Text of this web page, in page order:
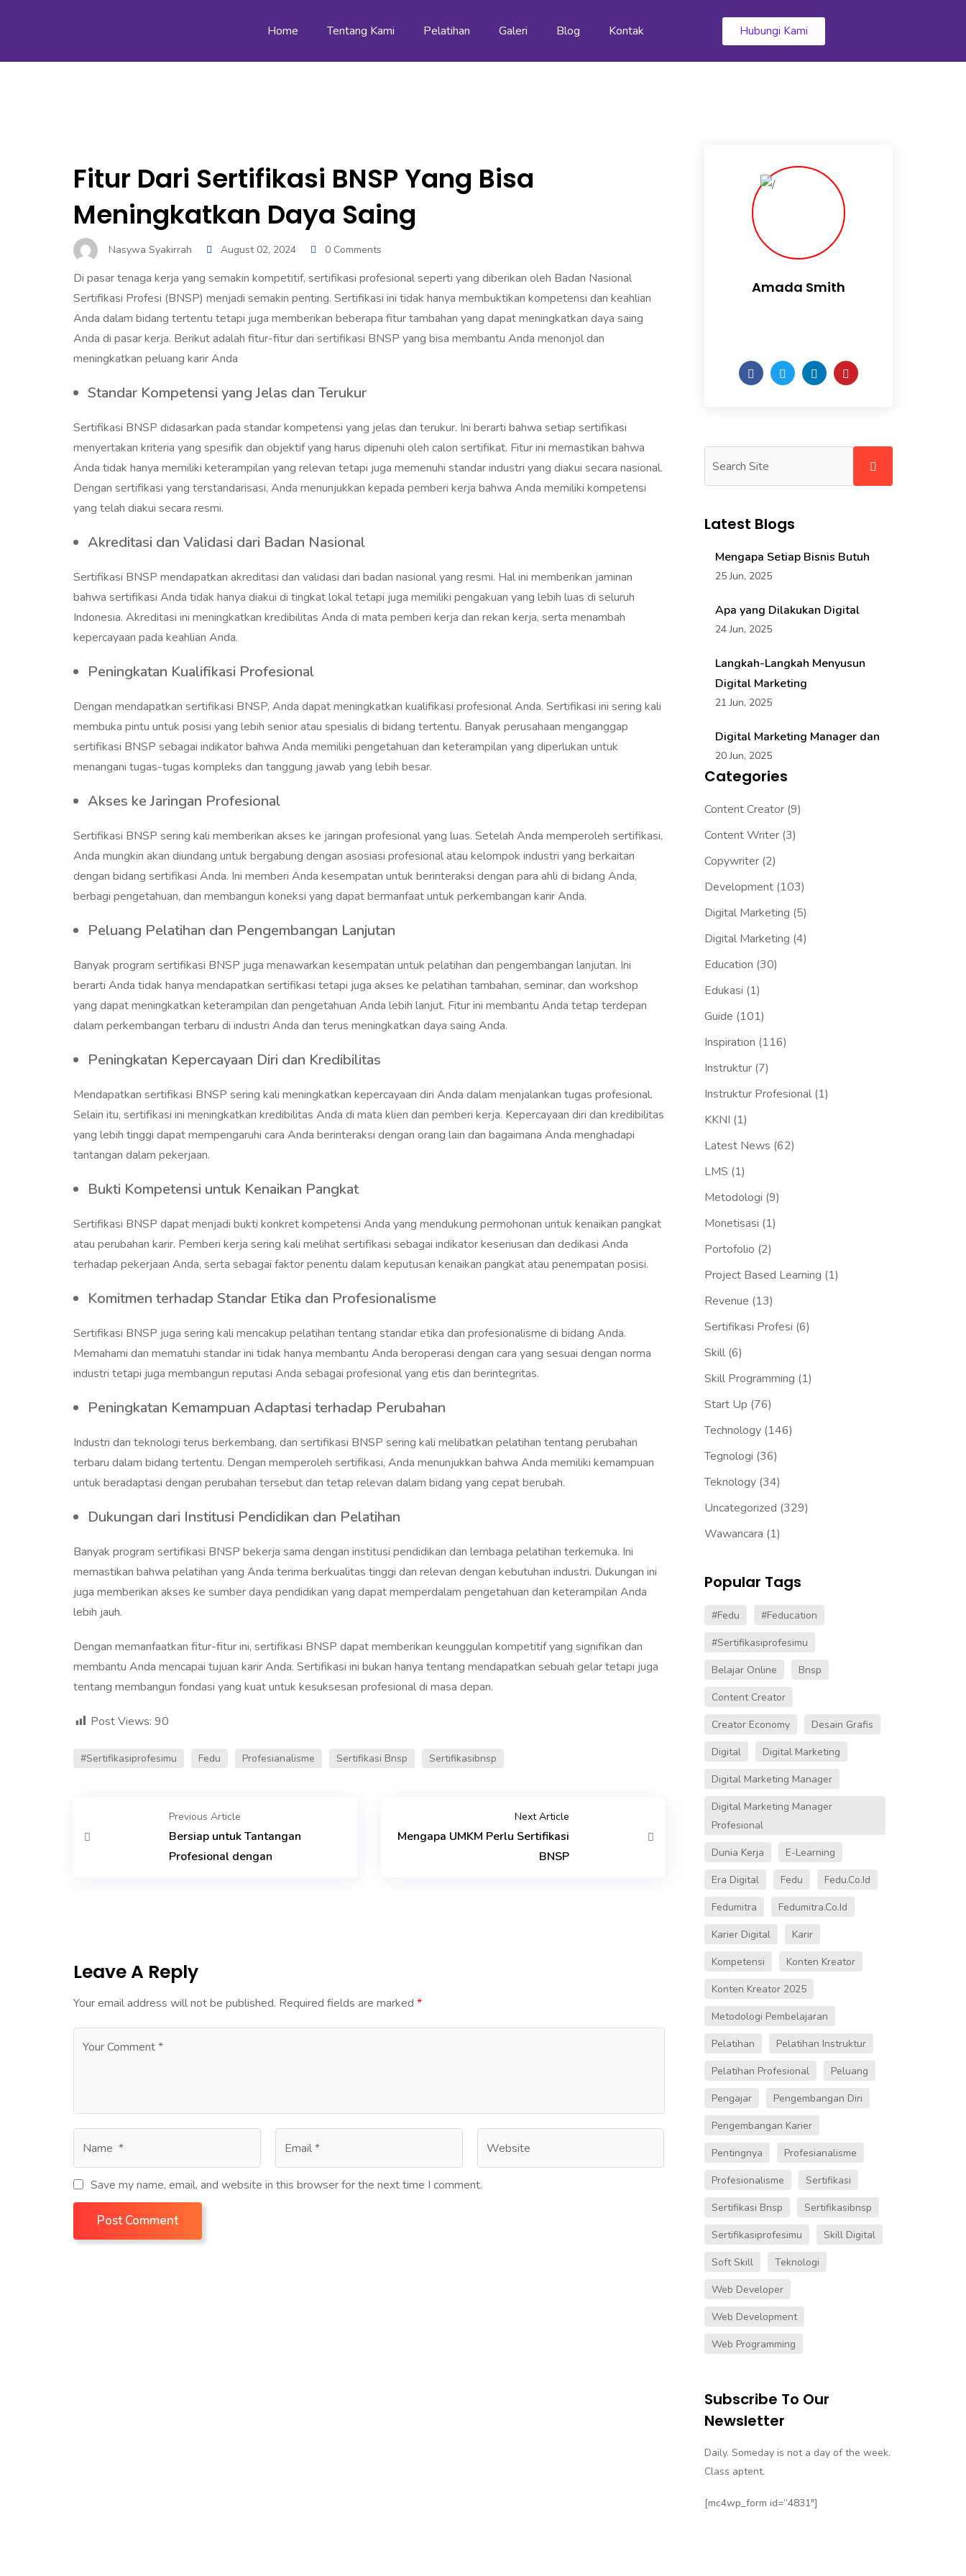
Home Tentang Kami Pelatihan Galeri Blog Kontak Hubungi Kami
Fitur Dari Sertifikasi BNSP Yang Bisa
Meningkatkan Daya Saing
Nasywa Syakirrah August 02, 2024 0 Comments
Di pasar tenaga kerja yang semakin kompetitif, sertifikasi profesional seperti yang diberikan oleh Badan Nasional
Sertifikasi Profesi (BNSP) menjadi semakin penting. Sertifikasi ini tidak hanya membuktikan kompetensi dan keahlian
Anda dalam bidang tertentu tetapi juga memberikan beberapa fitur tambahan yang dapat meningkatkan daya saing
Anda di pasar kerja. Berikut adalah fitur-fitur dari sertifikasi BNSP yang bisa membantu Anda menonjol dan
meningkatkan peluang karir Anda
Standar Kompetensi yang Jelas dan Terukur
Sertifikasi BNSP didasarkan pada standar kompetensi yang jelas dan terukur. Ini berarti bahwa setiap sertifikasi
menyertakan kriteria yang spesifik dan objektif yang harus dipenuhi oleh calon sertifikat. Fitur ini memastikan bahwa
Anda tidak hanya memiliki keterampilan yang relevan tetapi juga memenuhi standar industri yang diakui secara nasional.
Dengan sertifikasi yang terstandarisasi, Anda menunjukkan kepada pemberi kerja bahwa Anda memiliki kompetensi
yang telah diakui secara resmi.
Akreditasi dan Validasi dari Badan Nasional
Sertifikasi BNSP mendapatkan akreditasi dan validasi dari badan nasional yang resmi. Hal ini memberikan jaminan
bahwa sertifikasi Anda tidak hanya diakui di tingkat lokal tetapi juga memiliki pengakuan yang lebih luas di seluruh
Indonesia. Akreditasi ini meningkatkan kredibilitas Anda di mata pemberi kerja dan rekan kerja, serta menambah
kepercayaan pada keahlian Anda.
Peningkatan Kualifikasi Profesional
Dengan mendapatkan sertifikasi BNSP, Anda dapat meningkatkan kualifikasi profesional Anda. Sertifikasi ini sering kali
membuka pintu untuk posisi yang lebih senior atau spesialis di bidang tertentu. Banyak perusahaan menganggap
sertifikasi BNSP sebagai indikator bahwa Anda memiliki pengetahuan dan keterampilan yang diperlukan untuk
menangani tugas-tugas kompleks dan tanggung jawab yang lebih besar.
Akses ke Jaringan Profesional
Sertifikasi BNSP sering kali memberikan akses ke jaringan profesional yang luas. Setelah Anda memperoleh sertifikasi,
Anda mungkin akan diundang untuk bergabung dengan asosiasi profesional atau kelompok industri yang berkaitan
dengan bidang sertifikasi Anda. Ini memberi Anda kesempatan untuk berinteraksi dengan para ahli di bidang Anda,
berbagi pengetahuan, dan membangun koneksi yang dapat bermanfaat untuk perkembangan karir Anda.
Peluang Pelatihan dan Pengembangan Lanjutan
Banyak program sertifikasi BNSP juga menawarkan kesempatan untuk pelatihan dan pengembangan lanjutan. Ini
berarti Anda tidak hanya mendapatkan sertifikasi tetapi juga akses ke pelatihan tambahan, seminar, dan workshop
yang dapat meningkatkan keterampilan dan pengetahuan Anda lebih lanjut. Fitur ini membantu Anda tetap terdepan
dalam perkembangan terbaru di industri Anda dan terus meningkatkan daya saing Anda.
Peningkatan Kepercayaan Diri dan Kredibilitas
Mendapatkan sertifikasi BNSP sering kali meningkatkan kepercayaan diri Anda dalam menjalankan tugas profesional.
Selain itu, sertifikasi ini meningkatkan kredibilitas Anda di mata klien dan pemberi kerja. Kepercayaan diri dan kredibilitas
yang lebih tinggi dapat mempengaruhi cara Anda berinteraksi dengan orang lain dan bagaimana Anda menghadapi
tantangan dalam pekerjaan.
Bukti Kompetensi untuk Kenaikan Pangkat
Sertifikasi BNSP dapat menjadi bukti konkret kompetensi Anda yang mendukung permohonan untuk kenaikan pangkat
atau perubahan karir. Pemberi kerja sering kali melihat sertifikasi sebagai indikator keseriusan dan dedikasi Anda
terhadap pekerjaan Anda, serta sebagai faktor penentu dalam keputusan kenaikan pangkat atau penempatan posisi.
Komitmen terhadap Standar Etika dan Profesionalisme
Sertifikasi BNSP juga sering kali mencakup pelatihan tentang standar etika dan profesionalisme di bidang Anda.
Memahami dan mematuhi standar ini tidak hanya membantu Anda beroperasi dengan cara yang sesuai dengan norma
industri tetapi juga membangun reputasi Anda sebagai profesional yang etis dan berintegritas.
Peningkatan Kemampuan Adaptasi terhadap Perubahan
Industri dan teknologi terus berkembang, dan sertifikasi BNSP sering kali melibatkan pelatihan tentang perubahan
terbaru dalam bidang tertentu. Dengan memperoleh sertifikasi, Anda menunjukkan bahwa Anda memiliki kemampuan
untuk beradaptasi dengan perubahan tersebut dan tetap relevan dalam bidang yang cepat berubah.
Dukungan dari Institusi Pendidikan dan Pelatihan
Banyak program sertifikasi BNSP bekerja sama dengan institusi pendidikan dan lembaga pelatihan terkemuka. Ini
memastikan bahwa pelatihan yang Anda terima berkualitas tinggi dan relevan dengan kebutuhan industri. Dukungan ini
juga memberikan akses ke sumber daya pendidikan yang dapat memperdalam pengetahuan dan keterampilan Anda
lebih jauh.
Dengan memanfaatkan fitur-fitur ini, sertifikasi BNSP dapat memberikan keunggulan kompetitif yang signifikan dan
membantu Anda mencapai tujuan karir Anda. Sertifikasi ini bukan hanya tentang mendapatkan sebuah gelar tetapi juga
tentang membangun fondasi yang kuat untuk kesuksesan profesional di masa depan.
Post Views: 90
#sertifikasiprofesimu Fedu Profesianalisme Sertifikasi Bnsp Sertifikasibnsp
Previous Article
Bersiap untuk Tantangan
Profesional dengan
Next Article
Mengapa UMKM Perlu Sertifikasi
BNSP
Leave A Reply
Your email address will not be published. Required fields are marked *
Save my name, email, and website in this browser for the next time I comment.
Post Comment
Amada Smith
Latest Blogs
Mengapa Setiap Bisnis Butuh
25 Jun, 2025
Apa yang Dilakukan Digital
24 Jun, 2025
Langkah-Langkah Menyusun
Digital Marketing
21 Jun, 2025
Digital Marketing Manager dan
20 Jun, 2025
Categories
Content Creator(9)
Content Writer(3)
Copywriter(2)
Development(103)
Digital Marketing (5)
Digital Marketing (4)
Education (30)
Edukasi (1)
Guide (101)
Inspiration (116)
Instruktur(7)
Instruktur Profesional(1)
KKNI (1)
Latest News (62)
LMS (1)
Metodologi (9)
Monetisasi (1)
Portofolio (2)
Project Based Learning (1)
Revenue (13)
Sertifikasi Profesi (6)
Skill(6)
Skill Programming (1)
Start Up (76)
Technology(146)
Tegnologi (36)
Teknology(34)
Uncategorized (329)
Wawancara (1)
Popular Tags
#fedu
#Feducation
#sertifikasiprofesimu
Belajar Online
Bnsp
Content Creator
Creator Economy
Desain Grafis
Digital
Digital Marketing
Digital Marketing Manager
Digital Marketing Manager
Profesional
Dunia Kerja
E-Learning
Era Digital
Fedu
Fedu.co.id
Fedumitra
Fedumitra.co.id
Karier Digital
Karir
Kompetensi
Konten Kreator
Konten Kreator 2025
Metodologi Pembelajaran
Pelatihan
Pelatihan Instruktur
Pelatihan Profesional
Peluang
Pengajar
Pengembangan Diri
Pengembangan Karier
Pentingnya
Profesianalisme
Profesionalisme
Sertifikasi
Sertifikasi Bnsp
Sertifikasibnsp
Sertifikasiprofesimu
Skill Digital
Soft Skill
Teknologi
Web Developer
Web Development
Web Programming
Subscribe To Our
Newsletter
Daily. Someday is not a day of the week.
Class aptent.
[mc4wp_form id=”4831″]